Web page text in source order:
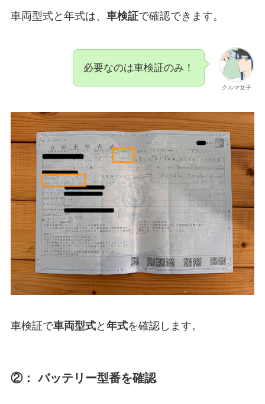
車両型式と年式は、 車検証で確認できます。
クルマ女子
必要なのは車検証のみ！
車検証で車両型式と 年式を確認します。
②： バッテリー型番を確認